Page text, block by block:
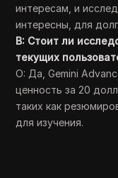
интересам, и
интересны, для
В: Стоит ли
текущих
О: Да, Gemini
ценность за 20
таких как
для изучения.